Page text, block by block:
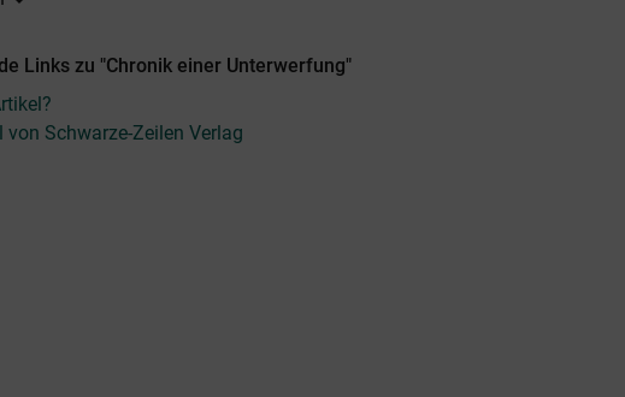
Links zu "Chronik einer Unterwerfung"
von Schwarze-Zeilen Verlag